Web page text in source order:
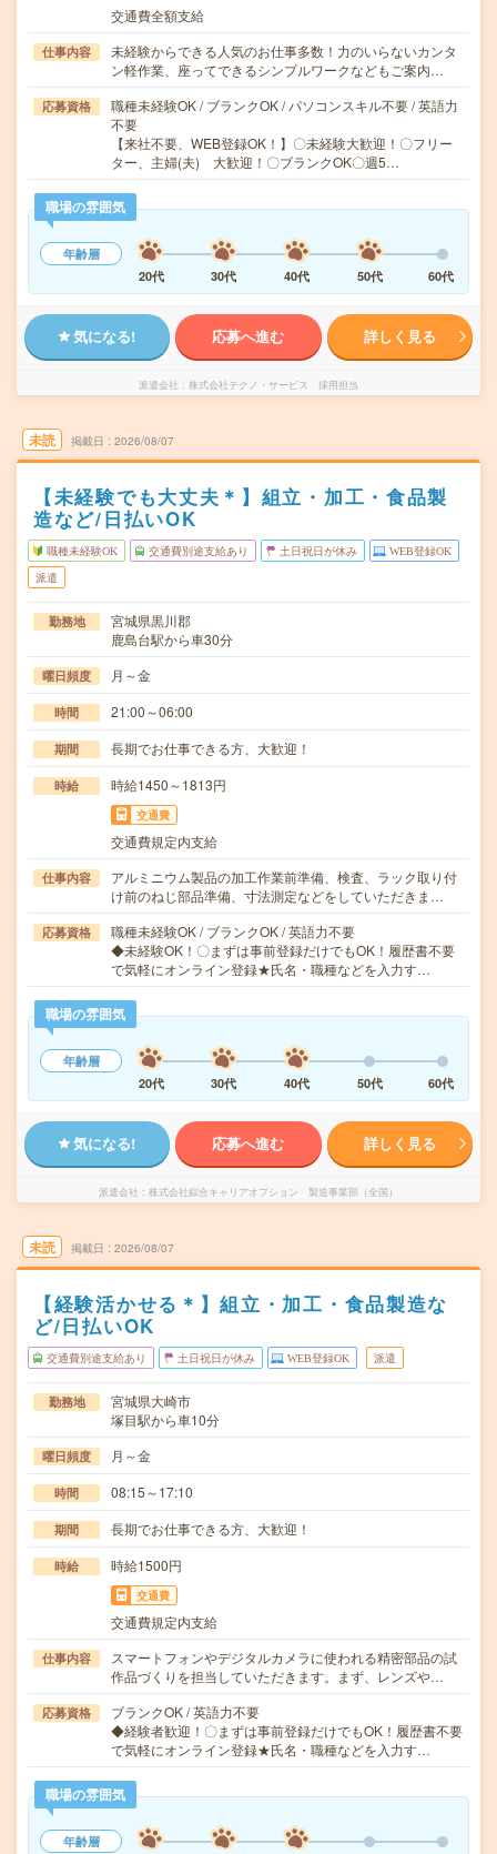
交通費全額支給
仕事内容
未経験からできる人気のお仕事多数！力のいらないカンタ
ン軽作業、座ってできるシンプルワークなどもご案内…
応募資格
職種未経験OK / ブランクOK / パソコンスキル不要 / 英語力
不要
【来社不要、WEB登録OK！】〇未経験大歓迎！〇フリー
ター、主婦(夫) 大歓迎！〇ブランクOK〇週5…
職場の雰囲気
年齢層
20代
30代 40代 50代 60代
気になる! 応募へ進む 詳しく見る
派遣会社 株式会社テクノ・サービス 採用担当
未読 掲載日 2026/08/07
【未経験でも大丈夫＊】組立・加工・食品製
造など/日払いOK
職種未経験OK 交通費別途支給あり 土日祝日が休み WEB登録OK
派遣
勤務地
宮城県黒川郡
鹿島台駅から車30分
曜日頻度 月～金
時間 21:00～06:00
期間 長期でお仕事できる方、大歓迎！
時給 時給1450～1813円
交通費
交通費規定内支給
仕事内容
アルミニウム製品の加工作業前準備、検査、ラック取り付
け前のねじ部品準備、寸法測定などをしていただきま…
応募資格
職種未経験OK / ブランクOK / 英語力不要
◆未経験OK！〇まずは事前登録だけでもOK！履歴書不要
で気軽にオンライン登録★氏名・職種などを入力す…
職場の雰囲気
年齢層
20代
30代 40代 50代 60代
気になる! 応募へ進む 詳しく見る
派遣会社 株式会社綜合キャリアオプション 製造事業部（全国）
未読 掲載日 2026/08/07
【経験活かせる＊】組立・加工・食品製造な
ど/日払いOK
交通費別途支給あり 土日祝日が休み WEB登録OK 派遣
勤務地
宮城県大崎市
塚目駅から車10分
曜日頻度 月～金
時間 08:15～17:10
期間 長期でお仕事できる方、大歓迎！
時給 時給1500円
交通費
交通費規定内支給
仕事内容
スマートフォンやデジタルカメラに使われる精密部品の試
作品づくりを担当していただきます。まず、レンズや…
応募資格
ブランクOK / 英語力不要
◆経験者歓迎！〇まずは事前登録だけでもOK！履歴書不要
で気軽にオンライン登録★氏名・職種などを入力す…
職場の雰囲気
年齢層